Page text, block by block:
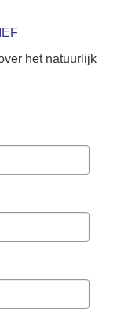
het natuurlijk